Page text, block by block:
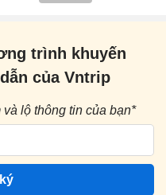
trình khuyến
của Vntrip
lộ thông tin của bạn*